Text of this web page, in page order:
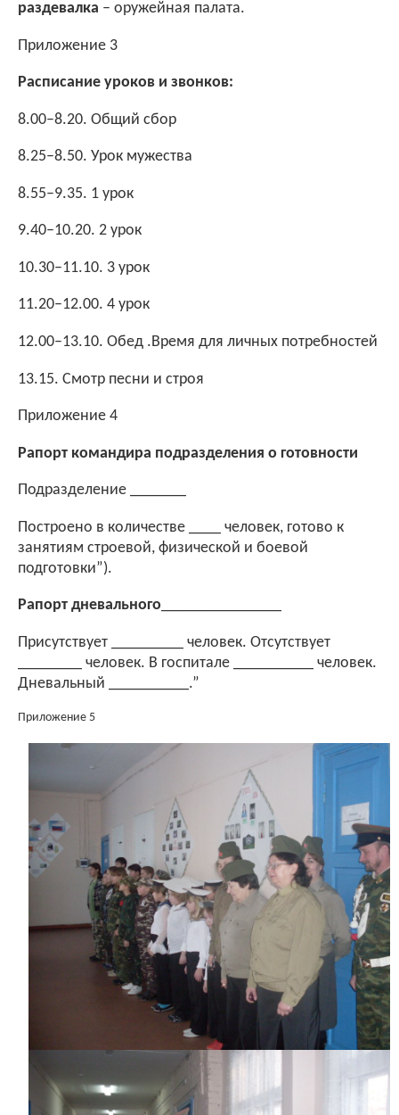
раздевалка – оружейная палата.
Приложение 3
Расписание уроков и звонков:
8.00–8.20. Общий сбор
8.25–8.50. Урок мужества
8.55–9.35. 1 урок
9.40–10.20. 2 урок
10.30–11.10. 3 урок
11.20–12.00. 4 урок
12.00–13.10. Обед .Время для личных потребностей
13.15. Смотр песни и строя
Приложение 4
Рапорт командира подразделения о готовности
Подразделение _______
Построено в количестве ____ человек, готово к
занятиям строевой, физической и боевой
подготовки”).
Рапорт дневального
Присутствует _________ человек. Отсутствует
________ человек. В госпитале __________ человек.
Дневальный __________.”
Приложение 5